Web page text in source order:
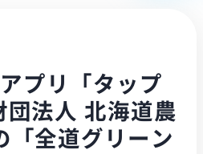
プリ「タップ
団法人 北海道農
「全道グリーン